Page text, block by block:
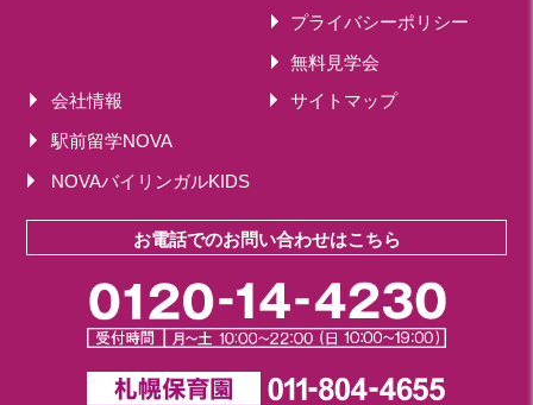
プライバシーポリシー
無料見学会
会社情報
サイトマップ
駅前留学NOVA
NOVAバイリンガルKIDS
お電話でのお問い合わせはこちら